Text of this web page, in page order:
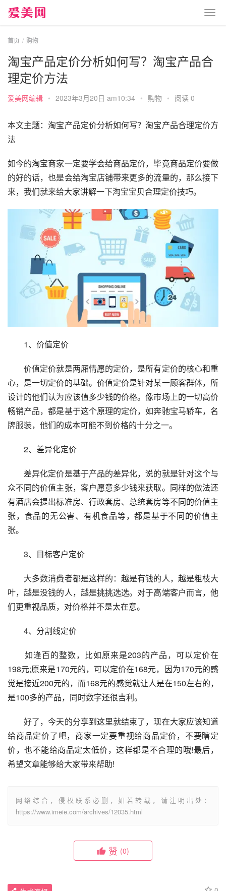
首页 购物
淘宝产品定价分析如何写？淘宝产品合
理定价方法
爱美网编辑 • 2023年3月20日 am10:34 • 购物 • 阅读 0
本文主题：淘宝产品定价分析如何写？淘宝产品合理定价方
法
如今的淘宝商家一定要学会给商品定价，毕竟商品定价要做
的好的话，也是会给淘宝店铺带来更多的流量的，那么接下
来，我们就来给大家讲解一下淘宝宝贝合理定价技巧。
1、价值定价
价值定价就是两厢情愿的定价，是所有定价的核心和重
心，是一切定价的基础。价值定价是针对某一顾客群体，所
设计的他们认为应该值多少钱的价格。像市场上的一切高价
畅销产品，都是基于这个原理的定价，如奔驰宝马轿车，名
牌服装，他们的成本可能不到价格的十分之一。
2、差异化定价
差异化定价是基于产品的差异化，说的就是针对这个与
众不同的价值主张，客户愿意多少钱来获取。同样的做法还
有酒店会提出标准房、行政套房、总统套房等不同的价值主
张，食品的无公害、有机食品等，都是基于不同的价值主
张。
3、目标客户定价
大多数消费者都是这样的：越是有钱的人，越是粗枝大
叶，越是没钱的人，越是挑挑选选。对于高端客户而言，他
们更重视品质，对价格并不是太在意。
4、分割线定价
如逢百的整数，比如原来是203的产品，可以定价在
198元;原来是170元的，可以定价在168元，因为170元的感
觉是接近200元的，而168元的感觉就让人是在150左右的，
是100多的产品，同时数字还很吉利。
好了，今天的分享到这里就结束了，现在大家应该知道
给商品定价了吧，商家一定要重视给商品定价，不要瞎定
价，也不能给商品定太低价，这样都是不合理的哦!最后，
希望文章能够给大家带来帮助!
网络综合，侵权联系必删，如若转载，请注明出处：
https://www.imeie.com/archives/12035.html
赞 (0)